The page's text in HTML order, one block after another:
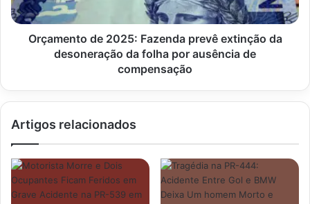
desoneração
da
folhaOrçamento de 2025: Fazenda prevê extinção da
desoneração da folha por ausência de
compensação
Artigos relacionados